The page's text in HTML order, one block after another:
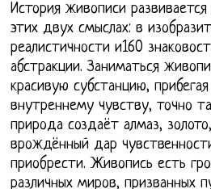
История живописи
этих двух смыслах: в
реалистичности и160
абстракции. Заниматься
красивую субстанцию,
внутреннему чувству, точно
природа создаёт алмаз,
врождённый дар
приобрести. Живопись есть
различных миров, призванных